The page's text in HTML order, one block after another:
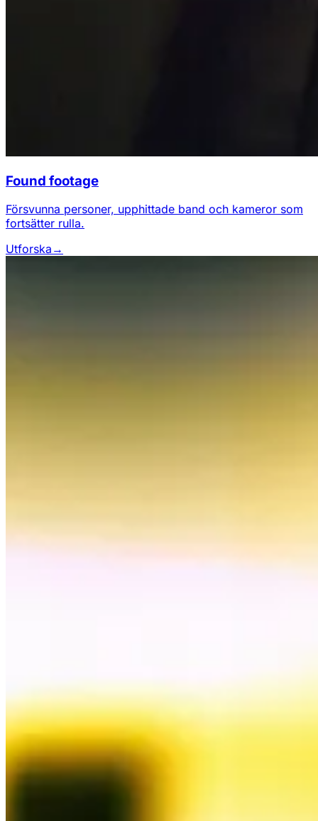
Found footage
Försvunna personer, upphittade band och kameror som
fortsätter rulla.
Utforska →